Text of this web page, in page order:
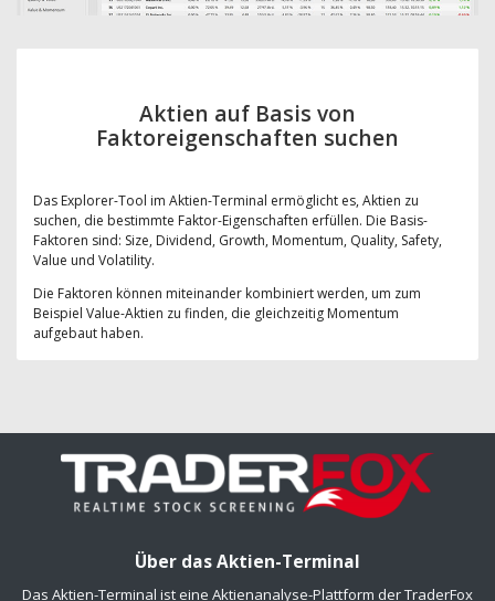
Aktien auf Basis von
Faktoreigenschaften suchen
Das Explorer-Tool im Aktien-Terminal ermöglicht es, Aktien zu
suchen, die bestimmte Faktor-Eigenschaften erfüllen. Die Basis-
Faktoren sind: Size, Dividend, Growth, Momentum, Quality, Safety,
Value und Volatility.
Die Faktoren können miteinander kombiniert werden, um zum
Beispiel Value-Aktien zu finden, die gleichzeitig Momentum
aufgebaut haben.
Über das Aktien-Terminal
Das Aktien-Terminal ist eine Aktienanalyse-Plattform der TraderFox